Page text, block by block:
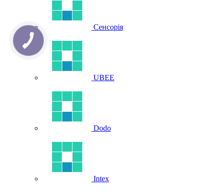
Сенсорія
UBEE
Dodo
Intex